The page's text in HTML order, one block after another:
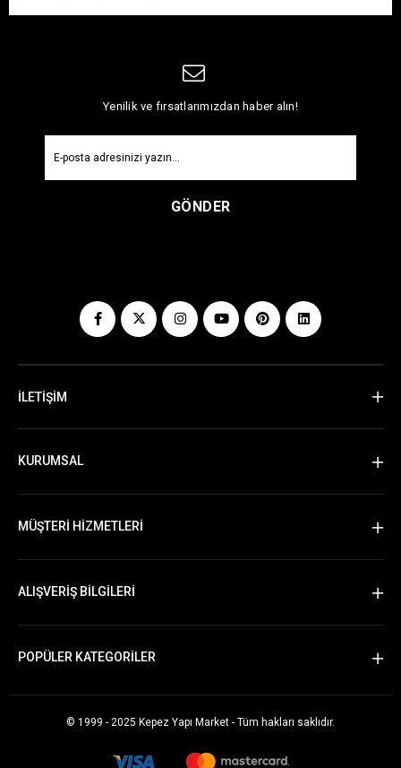
Yenilik ve fırsatlarımızdan haber alın!
GÖNDER
İLETİŞİM
KURUMSAL
MÜŞTERİ HİZMETLERİ
ALIŞVERİŞ BİLGİLERİ
POPÜLER KATEGORİLER
© 1999 - 2025 Kepez Yapı Market - Tüm hakları saklıdır.